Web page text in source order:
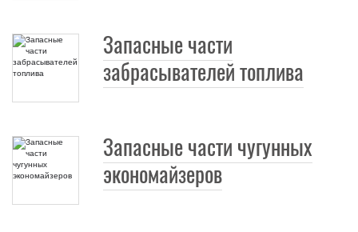
Запасные части
забрасывателей топлива
Запасные части чугунных
экономайзеров